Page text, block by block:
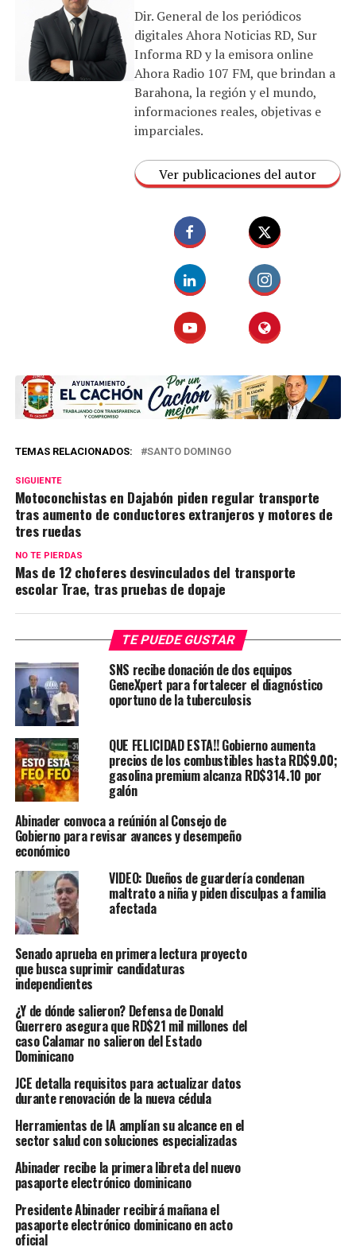
Dir. General de los periódicos
digitales Ahora Noticias RD, Sur
Informa RD y la emisora online
Ahora Radio 107 FM, que brindan a
Barahona, la región y el mundo,
informaciones reales, objetivas e
imparciales.
Ver publicaciones del autor
TEMAS RELACIONADOS: SANTO DOMINGO
SIGUIENTE
Motoconchistas en Dajabón piden regular transporte
tras aumento de conductores extranjeros y motores de
tres ruedas
NO TE PIERDAS
Mas de 12 choferes desvinculados del transporte
escolar Trae, tras pruebas de dopaje
TE PUEDE GUSTAR
SNS recibe donación de dos equipos
GeneXpert para fortalecer el diagnóstico
oportuno de la tuberculosis
QUE FELICIDAD ESTA!! Gobierno aumenta
precios de los combustibles hasta RD$9.00;
gasolina premium alcanza RD$314.10 por
galón
Abinader convoca a reúnión al Consejo de
Gobierno para revisar avances y desempeño
económico
VIDEO: Dueños de guardería condenan
maltrato a niña y piden disculpas a familia
afectada
Senado aprueba en primera lectura proyecto
que busca suprimir candidaturas
independientes
¿Y de dónde salieron? Defensa de Donald
Guerrero asegura que RD$21 mil millones del
caso Calamar no salieron del Estado
Dominicano
JCE detalla requisitos para actualizar datos
durante renovación de la nueva cédula
Herramientas de IA amplían su alcance en el
sector salud con soluciones especializadas
Abinader recibe la primera libreta del nuevo
pasaporte electrónico dominicano
Presidente Abinader recibirá mañana el
pasaporte electrónico dominicano en acto
oficial